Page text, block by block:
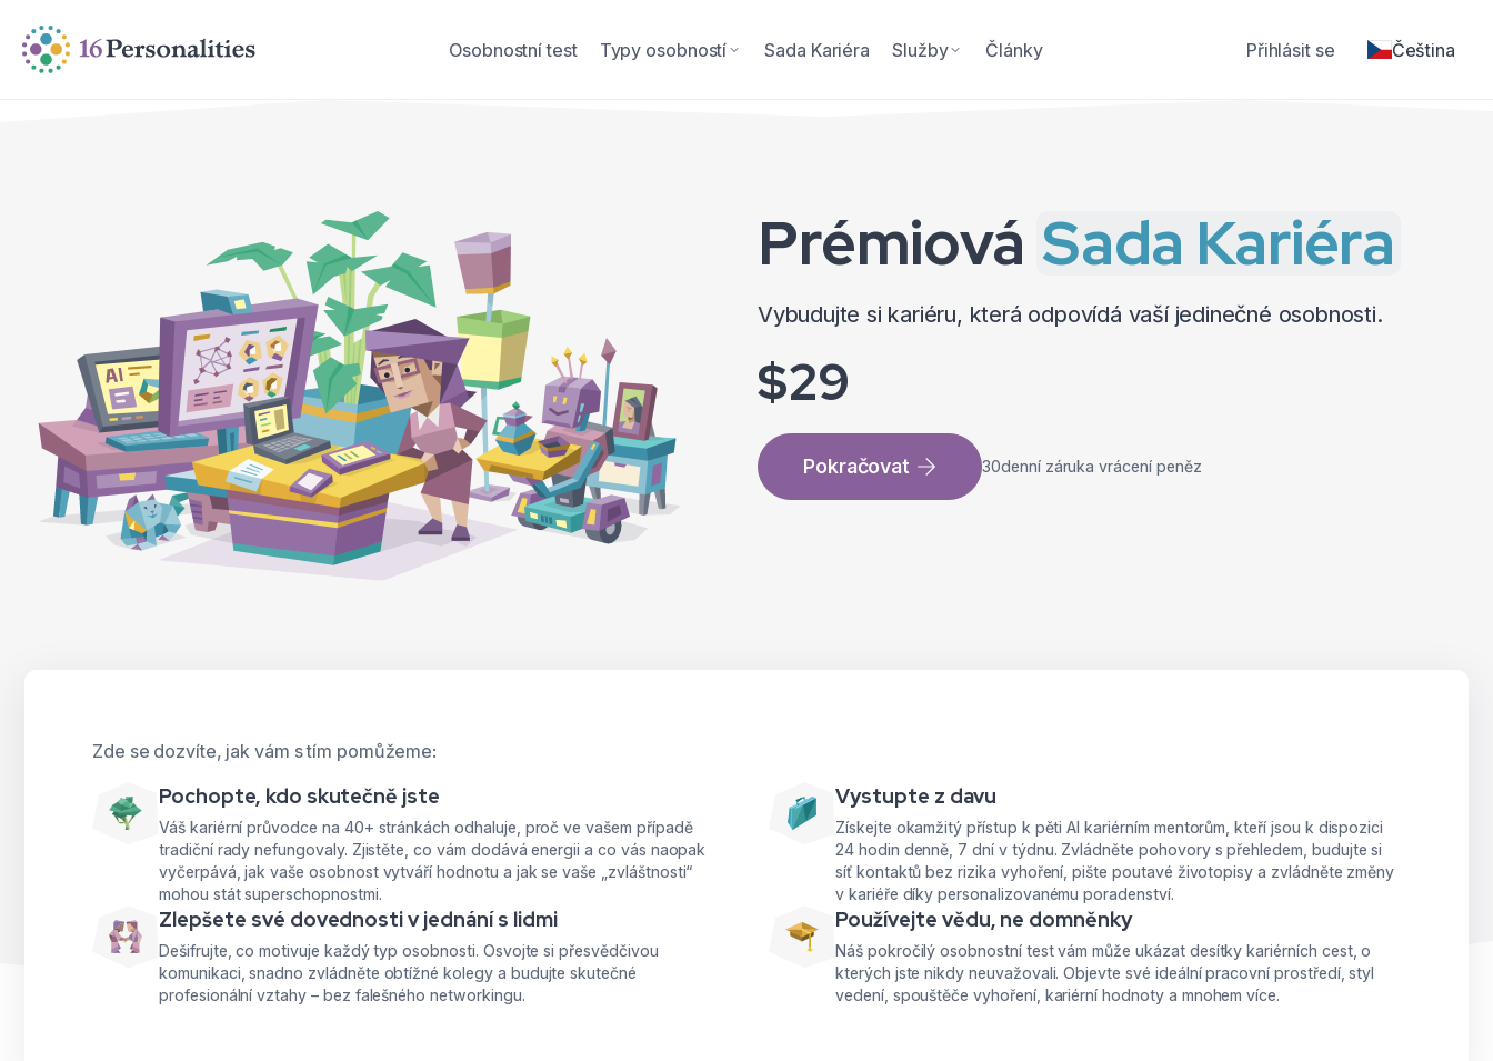
Přejít na možnosti přístupnosti
Osobnostní test Typy osobností Sada Kariéra Služby Články Přihlásit se Čeština
Prémiová Sada Kariéra
Vybudujte si kariéru, která odpovídá vaší jedinečné osobnosti.
$29
Pokračovat 30denní záruka vrácení peněz
Zde se dozvíte, jak vám s tím pomůžeme:
Pochopte, kdo skutečně jste
Váš kariérní průvodce na 40+ stránkách odhaluje, proč ve vašem případě
tradiční rady nefungovaly. Zjistěte, co vám dodává energii a co vás naopak
vyčerpává, jak vaše osobnost vytváří hodnotu a jak se vaše „zvláštnosti“
mohou stát superschopnostmi.
Vystupte z davu
Získejte okamžitý přístup k pěti AI kariérním mentorům, kteří jsou k dispozici
24 hodin denně, 7 dní v týdnu. Zvládněte pohovory s přehledem, budujte si
síť kontaktů bez rizika vyhoření, pište poutavé životopisy a zvládněte změny
v kariéře díky personalizovanému poradenství.
Zlepšete své dovednosti v jednání s lidmi
Dešifrujte, co motivuje každý typ osobnosti. Osvojte si přesvědčivou
komunikaci, snadno zvládněte obtížné kolegy a budujte skutečné
profesionální vztahy – bez falešného networkingu.
Používejte vědu, ne domněnky
Náš pokročilý osobnostní test vám může ukázat desítky kariérních cest, o
kterých jste nikdy neuvažovali. Objevte své ideální pracovní prostředí, styl
vedení, spouštěče vyhoření, kariérní hodnoty a mnohem více.